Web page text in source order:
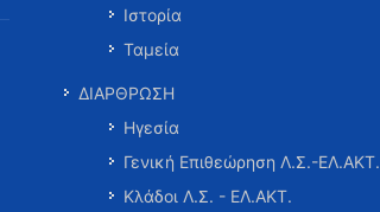
Ιστορία
Ταμεία
ΔΙΑΡΘΡΩΣΗ
Ηγεσία
Γενική Επιθεώρηση Λ.Σ.-ΕΛ.ΑΚΤ.
Κλάδοι Λ.Σ. - ΕΛ.ΑΚΤ.